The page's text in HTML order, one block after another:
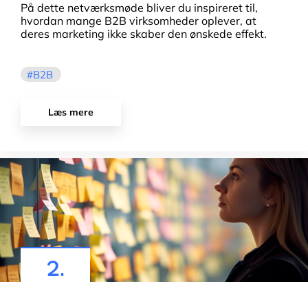
På dette netværksmøde bliver du inspireret til,
hvordan mange B2B virksomheder oplever, at
deres marketing ikke skaber den ønskede effekt.
B2B
Læs mere
2.